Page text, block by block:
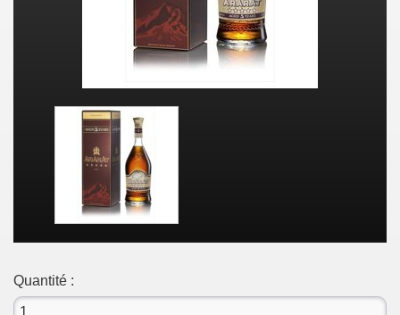
Quantité :